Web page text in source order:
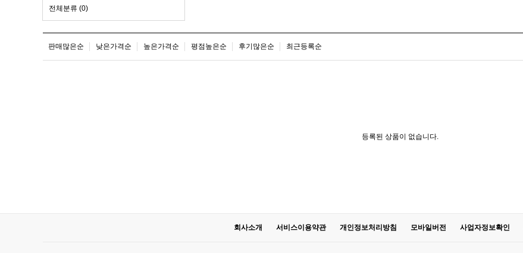
전체분류 (0)
판매많은순 낮은가격순 높은가격순 평점높은순 후기많은순 최근등록순
등록된 상품이 없습니다.
회사소개 서비스이용약관 개인정보처리방침 모바일버전 사업자정보확인